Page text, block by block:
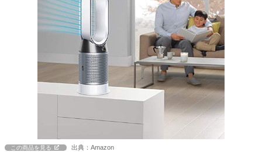
この商品を見る 出典：Amazon